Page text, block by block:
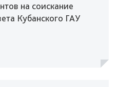
на соискание
Кубанского ГАУ